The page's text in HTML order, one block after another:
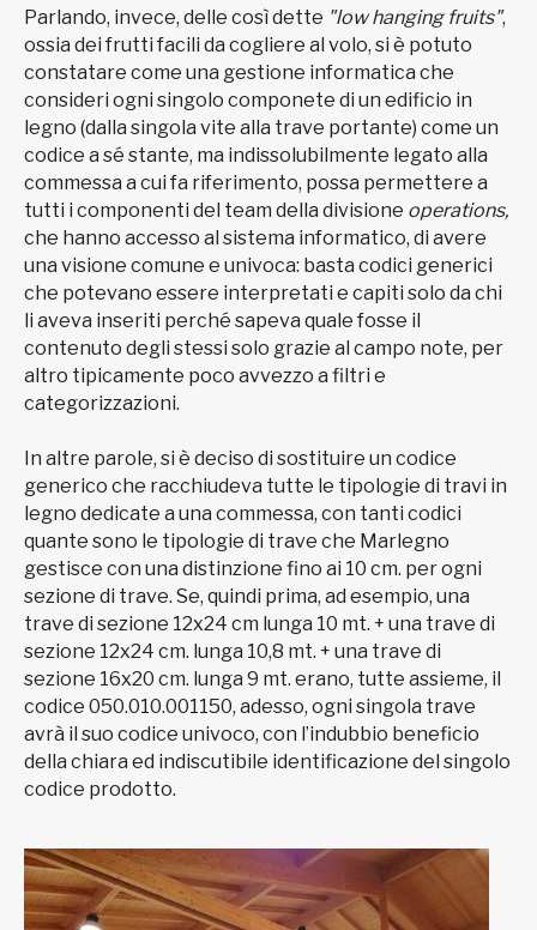
Parlando, invece, delle così dette "low hanging fruits",
ossia dei frutti facili da cogliere al volo, si è potuto
constatare come una gestione informatica che
consideri ogni singolo componete di un edificio in
legno (dalla singola vite alla trave portante) come un
codice a sé stante, ma indissolubilmente legato alla
commessa a cui fa riferimento, possa permettere a
tutti i componenti del team della divisione operations,
che hanno accesso al sistema informatico, di avere
una visione comune e univoca: basta codici generici
che potevano essere interpretati e capiti solo da chi
li aveva inseriti perché sapeva quale fosse il
contenuto degli stessi solo grazie al campo note, per
altro tipicamente poco avvezzo a filtri e
categorizzazioni.
In altre parole, si è deciso di sostituire un codice
generico che racchiudeva tutte le tipologie di travi in
legno dedicate a una commessa, con tanti codici
quante sono le tipologie di trave che Marlegno
gestisce con una distinzione fino ai 10 cm. per ogni
sezione di trave. Se, quindi prima, ad esempio, una
trave di sezione 12x24 cm lunga 10 mt. + una trave di
sezione 12x24 cm. lunga 10,8 mt. + una trave di
sezione 16x20 cm. lunga 9 mt. erano, tutte assieme, il
codice 050.010.001150, adesso, ogni singola trave
avrà il suo codice univoco, con l’indubbio beneficio
della chiara ed indiscutibile identificazione del singolo
codice prodotto.